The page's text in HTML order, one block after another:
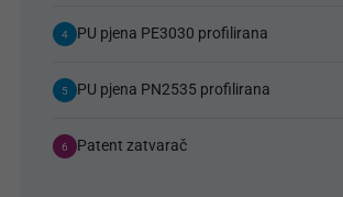
4 PU pjena PE3030 profilirana
5 PU pjena PN2535 profilirana
6 Patent zatvarač